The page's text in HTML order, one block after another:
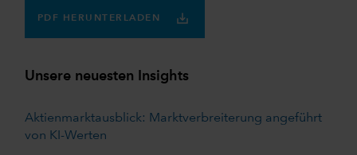
PDF HERUNTERLADEN
Unsere neuesten Insights
Aktienmarktausblick: Marktverbreiterung angeführt
von KI-Werten